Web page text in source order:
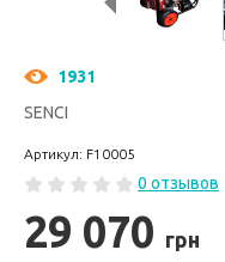
1931
SENCI
Артикул: F10005
0 отзывов
29 070 грн